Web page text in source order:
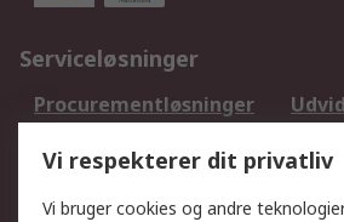
Serviceløsninger
Procurementløsninger
DesignSpark
Dit lokale salgsteam
Vi respekterer dit privatliv
Vi bruger cookies og andre